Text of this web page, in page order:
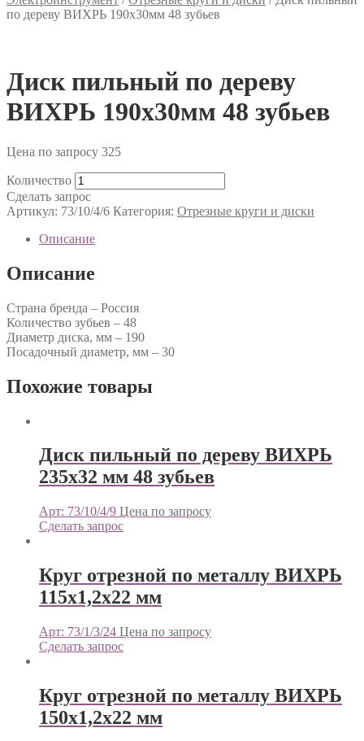
по дереву ВИХРЬ 190х30мм 48 зубьев
Диск пильный по дереву
ВИХРЬ 190х30мм 48 зубьев
Цена по запросу 325
Количество
Сделать запрос
Артикул: 73/10/4/6 Категория: Отрезные круги и диски
Описание
Описание
Страна бренда – Россия
Количество зубьев – 48
Диаметр диска, мм – 190
Посадочный диаметр, мм – 30
Похожие товары
Диск пильный по дереву ВИХРЬ
235х32 мм 48 зубьев
Арт: 73/10/4/9 Цена по запросу
Сделать запрос
Круг отрезной по металлу ВИХРЬ
115х1,2х22 мм
Арт: 73/1/3/24 Цена по запросу
Сделать запрос
Круг отрезной по металлу ВИХРЬ
150х1,2х22 мм